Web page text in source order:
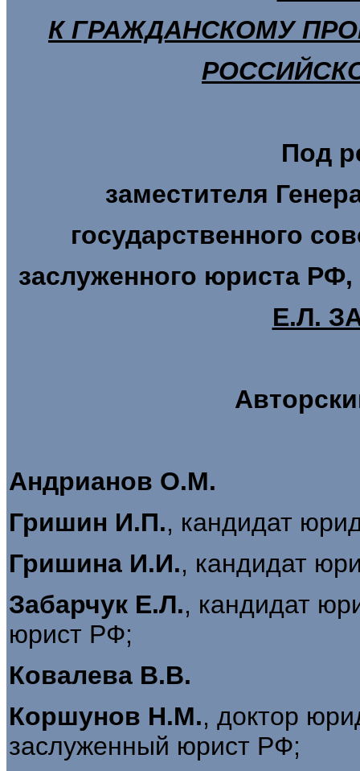
К ГРАЖДАНСКОМУ
Под
заместителя
государственного
заслуженного юриста
Е.Л.
Андрианов О.М.
Гришин И.П., кандидат
Гришина И.И., кандидат
Забарчук Е.Л., кандидат
юрист РФ;
Ковалева В.В.
Коршунов Н.М., доктор
заслуженный юрист РФ;